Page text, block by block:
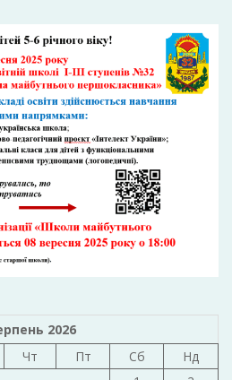
2026
Чт Пт Сб
Нд